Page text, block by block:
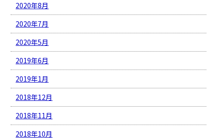
2020年8月
2020年7月
2020年5月
2019年6月
2019年1月
2018年12月
2018年11月
2018年10月